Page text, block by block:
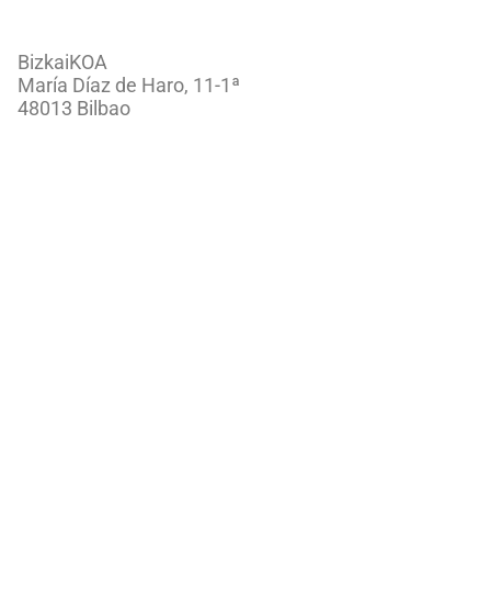
BizkaiKOA
María Díaz de Haro, 11-1ª
48013 Bilbao